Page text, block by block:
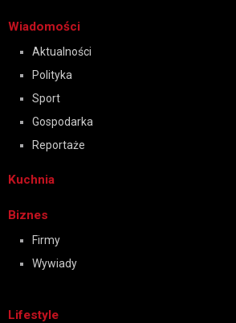
Wiadomości
Aktualności
Polityka
Sport
Gospodarka
Reportaże
Kuchnia
Biznes
Firmy
Wywiady
Lifestyle